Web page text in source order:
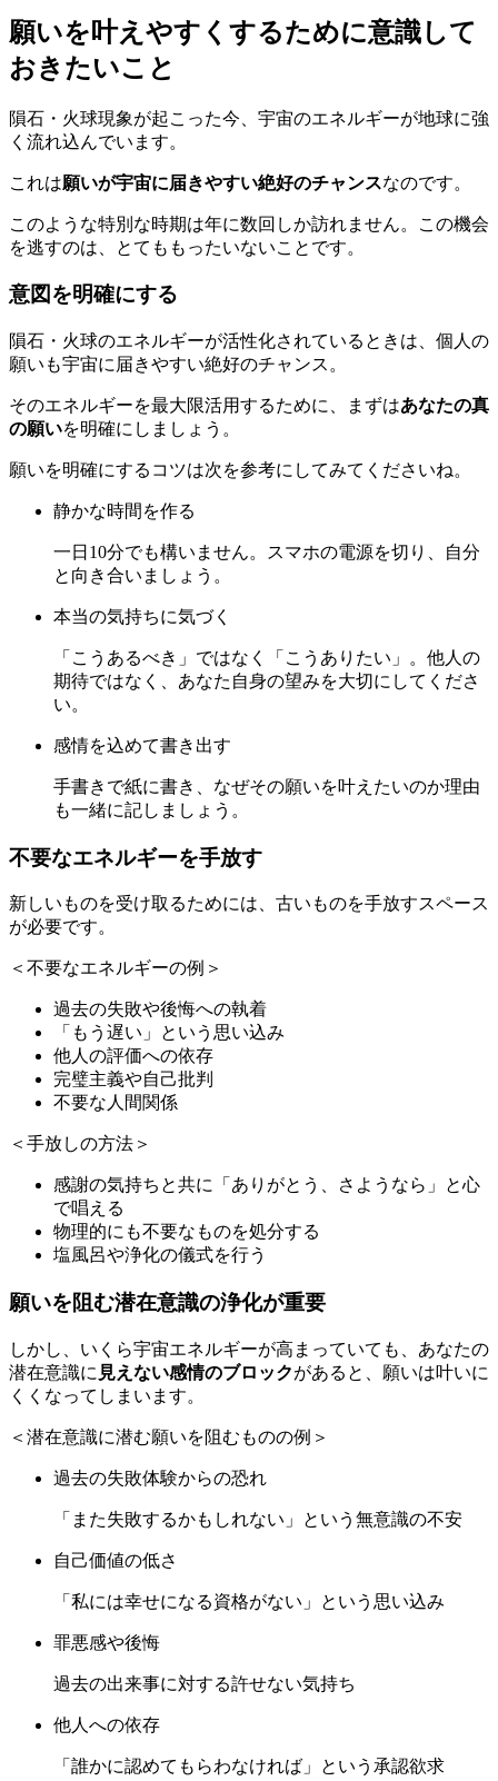
願いを叶えやすくするために意識して
おきたいこと
隕石・火球現象が起こった今、宇宙のエネルギーが地球に強
く流れ込んでいます。
これは願いが宇宙に届きやすい絶好のチャンスなのです。
このような特別な時期は年に数回しか訪れません。この機会
を逃すのは、とてももったいないことです。
意図を明確にする
隕石・火球のエネルギーが活性化されているときは、個人の
願いも宇宙に届きやすい絶好のチャンス。
そのエネルギーを最大限活用するために、まずはあなたの真
の願いを明確にしましょう。
願いを明確にするコツは次を参考にしてみてくださいね。
静かな時間を作る
一日10分でも構いません。スマホの電源を切り、自分
と向き合いましょう。
本当の気持ちに気づく
「こうあるべき」ではなく「こうありたい」。他人の
期待ではなく、あなた自身の望みを大切にしてくださ
い。
感情を込めて書き出す
手書きで紙に書き、なぜその願いを叶えたいのか理由
も一緒に記しましょう。
不要なエネルギーを手放す
新しいものを受け取るためには、古いものを手放すスペース
が必要です。
＜不要なエネルギーの例＞
過去の失敗や後悔への執着
「もう遅い」という思い込み
他人の評価への依存
完璧主義や自己批判
不要な人間関係
＜手放しの方法＞
感謝の気持ちと共に「ありがとう、さようなら」と心
で唱える
物理的にも不要なものを処分する
塩風呂や浄化の儀式を行う
願いを阻む潜在意識の浄化が重要
しかし、いくら宇宙エネルギーが高まっていても、あなたの
潜在意識に 見えない感情のブロックがあると、願いは叶いに
くくなってしまいます。
＜潜在意識に潜む願いを阻むものの例＞
過去の失敗体験からの恐れ
「また失敗するかもしれない」という無意識の不安
自己価値の低さ
「私には幸せになる資格がない」という思い込み
罪悪感や後悔
過去の出来事に対する許せない気持ち
他人への依存
「誰かに認めてもらわなければ」という承認欲求